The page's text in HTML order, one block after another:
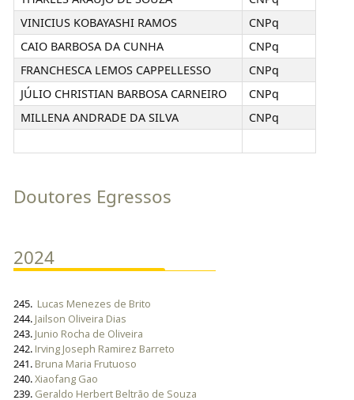
VINICIUS KOBAYASHI RAMOS
CNPq
CAIO BARBOSA DA CUNHA
CNPq
FRANCHESCA LEMOS CAPPELLESSO
CNPq
JÚLIO CHRISTIAN BARBOSA CARNEIRO
CNPq
MILLENA ANDRADE DA SILVA
CNPq
Doutores Egressos
2024
245. Lucas Menezes de Brito
244. Jailson Oliveira Dias
243. Junio Rocha de Oliveira
242. Irving Joseph Ramirez Barreto
241. Bruna Maria Frutuoso
240.Xiaofang Gao
239. Geraldo Herbert Beltrão de Souza